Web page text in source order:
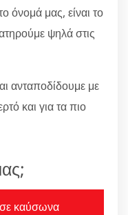
όνομά μας, είναι το
ψηλά στις
ανταποδίδουμε με
και για τα πιο
σε καύσωνα